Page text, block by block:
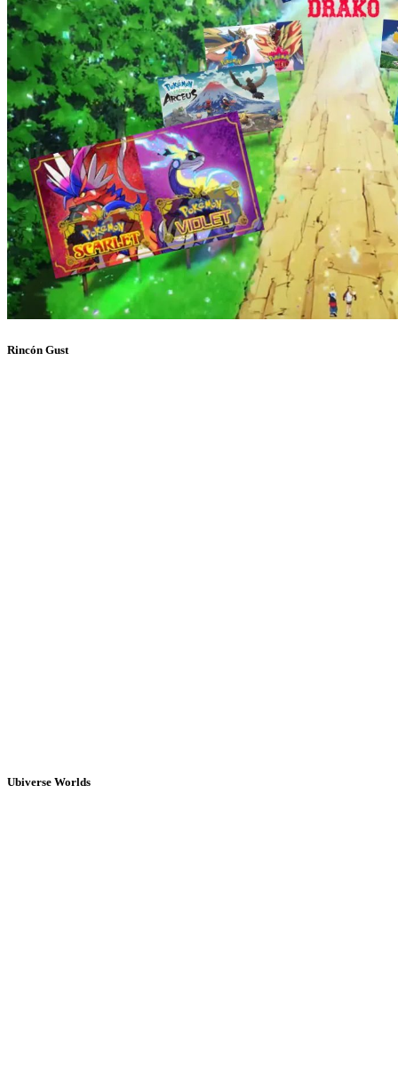
Rincón Gust
Ubiverse Worlds